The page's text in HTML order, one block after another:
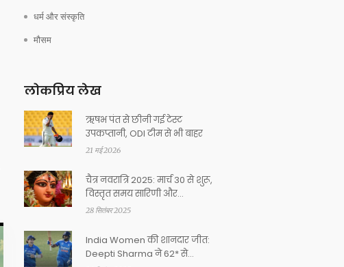
धर्म और संस्कृति
मौसम
लोकप्रिय लेख
ऋषभ पंत से छीनी गई टेस्ट
उपकप्तानी, ODI टीम से भी बाहर
21 मई 2026
चैत्र नवरात्रि 2025: मार्च 30 से शुरू,
विस्तृत समय सारिणी और
घण्टस्थापना मुहूर्त
28 सितंबर 2025
India Women की शानदार जीत:
Deepti Sharma ने 62* से